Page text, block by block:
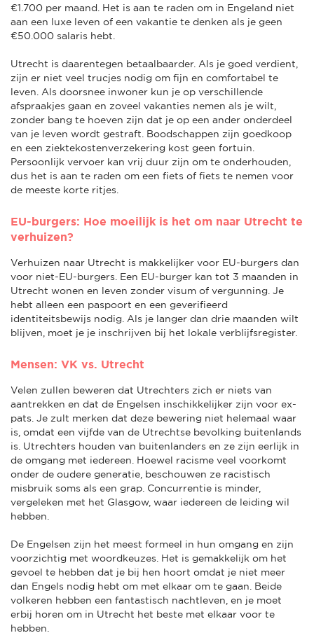
€1.700 per maand. Het is aan te raden om in Engeland niet
aan een luxe leven of een vakantie te denken als je geen
€50.000 salaris hebt.
Utrecht is daarentegen betaalbaarder. Als je goed verdient,
zijn er niet veel trucjes nodig om fijn en comfortabel te
leven. Als doorsnee inwoner kun je op verschillende
afspraakjes gaan en zoveel vakanties nemen als je wilt,
zonder bang te hoeven zijn dat je op een ander onderdeel
van je leven wordt gestraft. Boodschappen zijn goedkoop
en een ziektekostenverzekering kost geen fortuin.
Persoonlijk vervoer kan vrij duur zijn om te onderhouden,
dus het is aan te raden om een fiets of fiets te nemen voor
de meeste korte ritjes.
EU-burgers: Hoe moeilijk is het om naar Utrecht te
verhuizen?
Verhuizen naar Utrecht is makkelijker voor EU-burgers dan
voor niet-EU-burgers. Een EU-burger kan tot 3 maanden in
Utrecht wonen en leven zonder visum of vergunning. Je
hebt alleen een paspoort en een geverifieerd
identiteitsbewijs nodig. Als je langer dan drie maanden wilt
blijven, moet je je inschrijven bij het lokale verblijfsregister.
Mensen: VK vs. Utrecht
Velen zullen beweren dat Utrechters zich er niets van
aantrekken en dat de Engelsen inschikkelijker zijn voor ex-
pats. Je zult merken dat deze bewering niet helemaal waar
is, omdat een vijfde van de Utrechtse bevolking buitenlands
is. Utrechters houden van buitenlanders en ze zijn eerlijk in
de omgang met iedereen. Hoewel racisme veel voorkomt
onder de oudere generatie, beschouwen ze racistisch
misbruik soms als een grap. Concurrentie is minder,
vergeleken met het Glasgow, waar iedereen de leiding wil
hebben.
De Engelsen zijn het meest formeel in hun omgang en zijn
voorzichtig met woordkeuzes. Het is gemakkelijk om het
gevoel te hebben dat je bij hen hoort omdat je niet meer
dan Engels nodig hebt om met elkaar om te gaan. Beide
volkeren hebben een fantastisch nachtleven, en je moet
erbij horen om in Utrecht het beste met elkaar voor te
hebben.